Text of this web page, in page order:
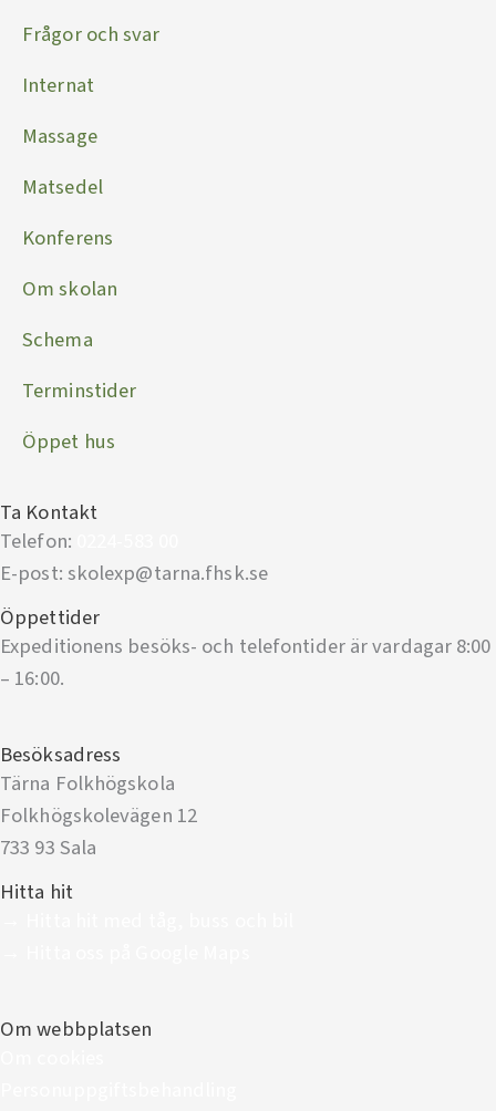
Frågor och svar
Internat
Massage
Matsedel
Konferens
Om skolan
Schema
Terminstider
Öppet hus
Ta Kontakt
Telefon:
E-post: skolexp@tarna.fhsk.se
Öppettider
Expeditionens besöks- och telefontider är vardagar 8:00
– 16:00.
Besöksadress
Tärna Folkhögskola
Folkhögskolevägen 12
733 93 Sala
Hitta hit
Om webbplatsen